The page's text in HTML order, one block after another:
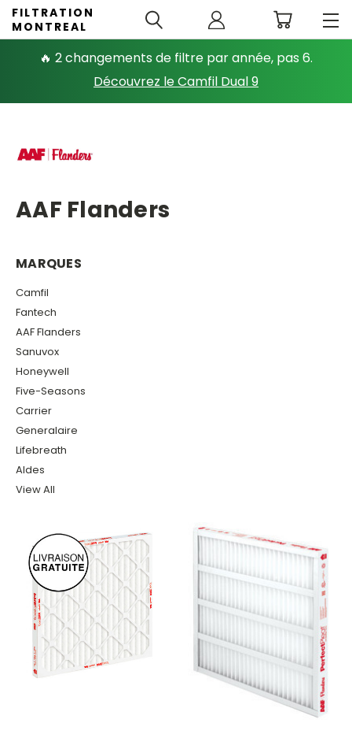
🔥 2 changements de filtre par année, pas 6.
Découvrez le Camfil Dual 9
FILTRATION
MONTREAL
AAF Flanders
MARQUES
Camfil
Fantech
AAF Flanders
Sanuvox
Honeywell
Five-Seasons
Carrier
Generalaire
Lifebreath
Aldes
View All